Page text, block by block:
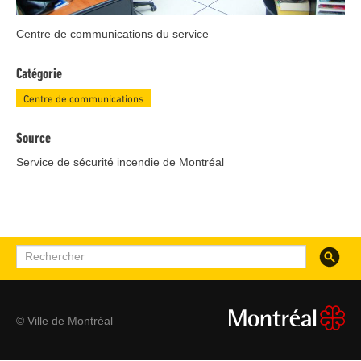
Légende
Centre de communications du service
Catégorie
Centre de communications
Source
Service de sécurité incendie de Montréal
Rechercher
© Ville de Montréal